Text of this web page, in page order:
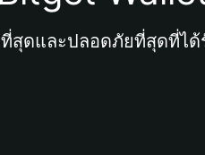
สุดและปลอดภัยที่สุดที่ไ